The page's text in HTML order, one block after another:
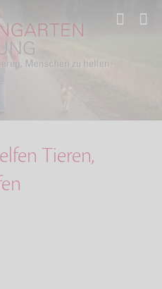
zu he…
Tieren,